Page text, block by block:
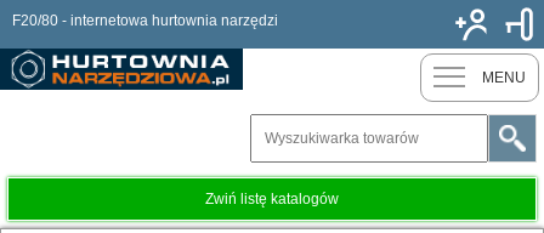
F20/80 - internetowa hurtownia narzędzi Nowy
MENU
Zwiń listę katalogów